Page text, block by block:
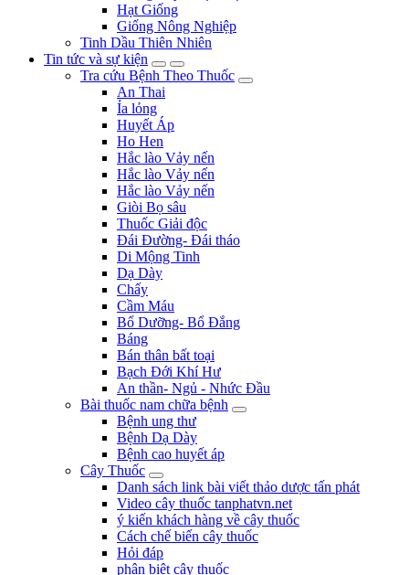
Hạt Giống
Giống Nông Nghiệp
Tinh Dầu Thiên Nhiên
Tin tức và sự kiện
Tra cứu Bệnh Theo Thuốc
An Thai
Ỉa lỏng
Huyết Áp
Ho Hen
Hắc lào Vảy nến
Hắc lào Vảy nến
Hắc lào Vảy nến
Giòi Bọ sâu
Thuốc Giải độc
Đái Đường- Đái tháo
Di Mộng Tinh
Dạ Dày
Chấy
Cầm Máu
Bổ Dưỡng- Bổ Đắng
Báng
Bán thân bất toại
Bạch Đới Khí Hư
An thần- Ngủ - Nhức Đầu
Bài thuốc nam chữa bệnh
Bệnh ung thư
Bệnh Dạ Dày
Bệnh cao huyết áp
Cây Thuốc
Danh sách link bài viết thảo dược tấn phát
Video cây thuốc tanphatvn.net
ý kiến khách hàng về cây thuốc
Cách chế biến cây thuốc
Hỏi đáp
phân biệt cây thuốc